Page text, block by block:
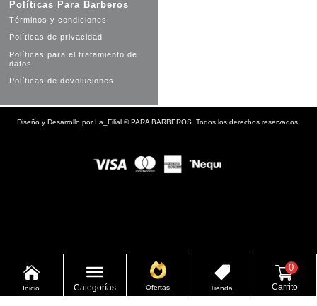
Políticas Para Barberos
Términos y condiciones
Políticas de privacidad
Políticas para el tratamiento de
datos
Políticas de devoluciones
Diseño y Desarrollo porLa_Filial ©PARA BARBEROS. Todos los derechos reservados.

Inicio Categorías Ofertas

Tienda
0
Carrito